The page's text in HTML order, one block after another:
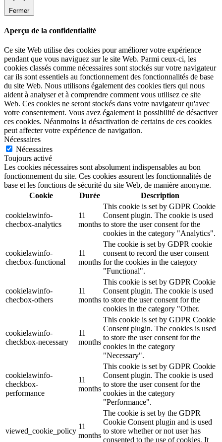
Fermer
Aperçu de la confidentialité
Ce site Web utilise des cookies pour améliorer votre expérience
pendant que vous naviguez sur le site Web. Parmi ceux-ci, les
cookies classés comme nécessaires sont stockés sur votre navigateur
car ils sont essentiels au fonctionnement des fonctionnalités de base
du site Web. Nous utilisons également des cookies tiers qui nous
aident à analyser et à comprendre comment vous utilisez ce site
Web. Ces cookies ne seront stockés dans votre navigateur qu'avec
votre consentement. Vous avez également la possibilité de désactiver
ces cookies. Néanmoins la désactivation de certains de ces cookies
peut affecter votre expérience de navigation.
Nécessaires
Nécessaires
Toujours activé
Les cookies nécessaires sont absolument indispensables au bon
fonctionnement du site. Ces cookies assurent les fonctionnalités de
base et les fonctions de sécurité du site Web, de manière anonyme.
Cookie
Durée Description
cookielawinfo-
checbox-analytics
11
months
This cookie is set by GDPR Cookie
Consent plugin. The cookie is used
to store the user consent for the
cookies in the category "Analytics".
cookielawinfo-
checbox-functional
11
months
The cookie is set by GDPR cookie
consent to record the user consent
for the cookies in the category
"Functional".
cookielawinfo-
checbox-others
11
months
This cookie is set by GDPR Cookie
Consent plugin. The cookie is used
to store the user consent for the
cookies in the category "Other.
cookielawinfo-
checkbox-necessary
11
months
This cookie is set by GDPR Cookie
Consent plugin. The cookies is used
to store the user consent for the
cookies in the category
"Necessary".
cookielawinfo-
checkbox-
performance
11
months
This cookie is set by GDPR Cookie
Consent plugin. The cookie is used
to store the user consent for the
cookies in the category
"Performance".
viewed_cookie_policy
11
months
The cookie is set by the GDPR
Cookie Consent plugin and is used
to store whether or not user has
consented to the use of cookies. It